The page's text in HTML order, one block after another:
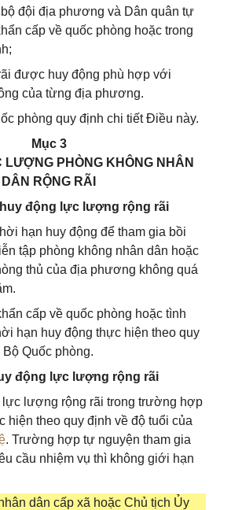
đội địa phương và Dân quân tự
cấp về quốc phòng hoặc trong
được huy động phù hợp với
của từng địa phương.
phòng quy định chi tiết Điều này.
Mục 3
LƯỢNG PHÒNG KHÔNG NHÂN
DÂN RỘNG RÃI
động lực lượng rộng rãi
hạn huy động để tham gia bồi
tập phòng không nhân dân hoặc
thủ của địa phương không quá
cấp về quốc phòng hoặc tình
hạn huy động thực hiện theo quy
Quốc phòng.
động lực lượng rộng rãi
lực lượng rộng rãi trong trường hợp
hiện theo quy định về độ tuổi của
. Trường hợp tự nguyện tham gia
cầu nhiệm vụ thì không giới hạn
dân cấp xã hoặc Chủ tịch Ủy